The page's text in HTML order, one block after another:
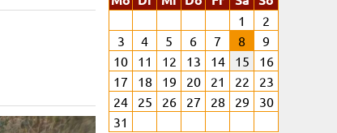
1
2
3
4 5 6 7 8
9
10
11 12 13 14 15
16
17
18 19 20 21 22
23
24
25 26 27 28 29
30
31